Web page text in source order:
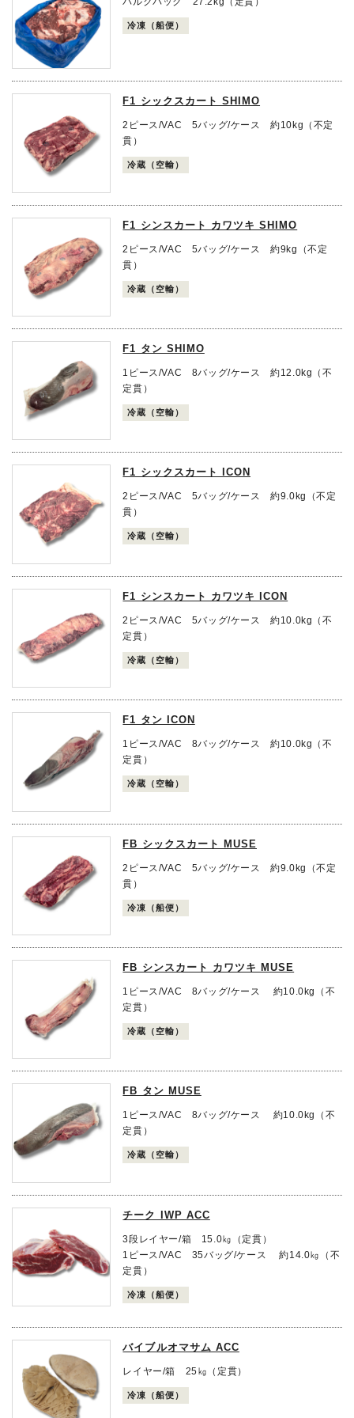
冷凍（船便）
F1 シックスカート SHIMO
2ピース/VAC 5バッグ/ケース 約10kg（不定
貫）
冷蔵（空輸）
F1 シンスカート カワツキ SHIMO
2ピース/VAC 5バッグ/ケース 約9kg（不定
貫）
冷蔵（空輸）
F1 タン SHIMO
1ピース/VAC 8バッグ/ケース 約12.0kg（不
定貫）
冷蔵（空輸）
F1 シックスカート ICON
2ピース/VAC 5バッグ/ケース 約9.0kg（不定
貫）
冷蔵（空輸）
F1 シンスカート カワツキ ICON
2ピース/VAC 5バッグ/ケース 約10.0kg（不
定貫）
冷蔵（空輸）
F1 タン ICON
1ピース/VAC 8バッグ/ケース 約10.0kg（不
定貫）
冷蔵（空輸）
FB シックスカート MUSE
2ピース/VAC 5バッグ/ケース 約9.0kg（不定
貫）
冷凍（船便）
FB シンスカート カワツキ MUSE
1ピース/VAC 8バッグ/ケース 約10.0kg（不
定貫）
冷蔵（空輸）
FB タン MUSE
1ピース/VAC 8バッグ/ケース 約10.0kg（不
定貫）
冷蔵（空輸）
チーク IWP ACC
3段レイヤー/箱 15.0㎏（定貫）
1ピース/VAC 35バッグ/ケース 約14.0㎏（不
定貫）
冷凍（船便）
バイブルオマサム ACC
レイヤー/箱 25㎏（定貫）
冷凍（船便）